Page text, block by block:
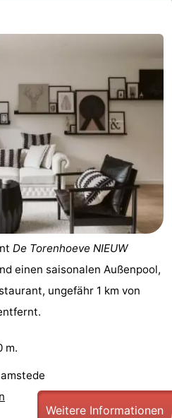
De Torenhoeve NIEUW
einen saisonalen Außenpool,
ungefähr 1 km von
m.
Weitere Informationen